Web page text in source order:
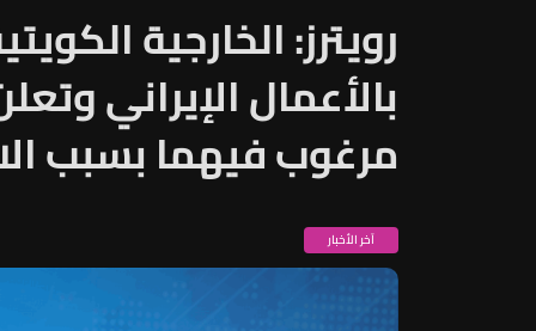
رويترز: الخارجية
بالأعمال الإيراني
مرغوب فيهما بسبب
آخر الأخبار